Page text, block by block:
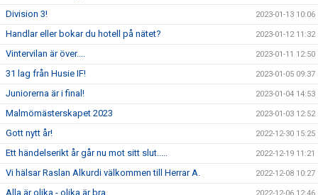
Division 3! 2023-01-13 10:06
Handlar eller bokar du hotell på nätet? 2023-01-12 11:32
Vintervilan är över.... 2023-01-11 12:50
31 lag från Husie IF! 2023-01-05 09:37
Juniorerna är i final! 2023-01-04 14:53
Malmömästerskapet 2023 2023-01-03 12:52
Gott nytt år! 2022-12-30 15:25
Ett händelserikt år går nu mot sitt slut..... 2022-12-19 11:21
Vi hälsar Raslan Alkurdi välkommen till Herrar A. 2022-12-08 10:27
Alla är olika - olika är bra. 2022-12-06 12:46